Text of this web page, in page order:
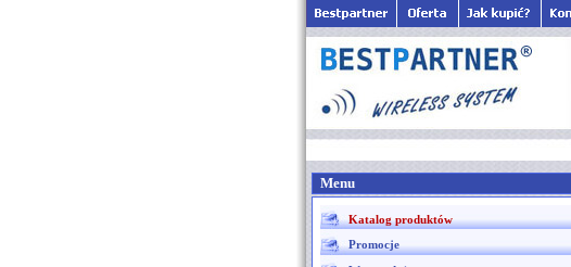
Menu
Katalog produktów
Promocje